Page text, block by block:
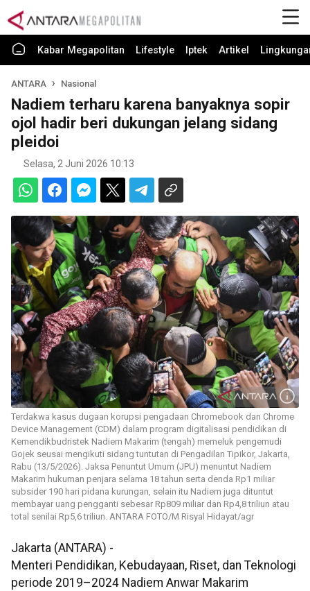
Kabar Megapolitan Lifestyle Iptek Artikel
ANTARA Nasional
Nadiem terharu karena banyaknya sopir
ojol hadir beri dukungan jelang sidang
pleidoi
Selasa, 2 Juni 2026 10:13
Terdakwa kasus dugaan korupsi pengadaan Chromebook dan Chrome
Device Management (CDM) dalam program digitalisasi pendidikan di
Kemendikbudristek Nadiem Makarim (tengah) memeluk pengemudi
Gojek seusai mengikuti sidang tuntutan di Pengadilan Tipikor, Jakarta,
Rabu (13/5/2026). Jaksa Penuntut Umum (JPU) menuntut Nadiem
Makarim hukuman penjara selama 18 tahun serta denda Rp1 miliar
subsider 190 hari pidana kurungan, selain itu Nadiem juga dituntut
membayar uang pengganti sebesar Rp809 miliar dan Rp4,8 triliun atau
total senilai Rp5,6 triliun. ANTARA FOTO/M Risyal Hidayat/agr
Jakarta (ANTARA) -
Menteri Pendidikan, Kebudayaan, Riset, dan Teknologi
periode 2019–2024 Nadiem Anwar Makarim